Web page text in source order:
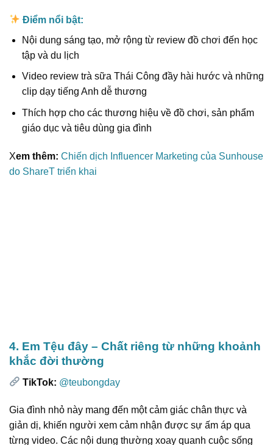
Điểm nổi bật:
Nội dung sáng tạo, mở rộng từ review đồ chơi đến học
tập và du lịch
Video review trà sữa Thái Công đầy hài hước và những
clip dạy tiếng Anh dễ thương
Thích hợp cho các thương hiệu về đồ chơi, sản phẩm
giáo dục và tiêu dùng gia đình
Xem thêm: Chiến dịch Influencer Marketing của Sunhouse
do ShareT triển khai
4. Em Tệu đây – Chất riêng từ những khoảnh
khắc đời thường
TikTok: @teubongday
Gia đình nhỏ này mang đến một cảm giác chân thực và
giản dị, khiến người xem cảm nhận được sự ấm áp qua
từng video. Các nội dung thường xoay quanh cuộc sống